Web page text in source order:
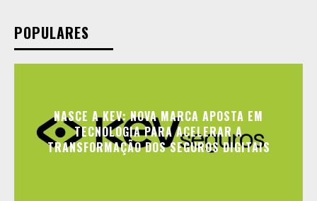
POPULARES
NASCE A KEV: NOVA MARCA APOSTA EM
TECNOLOGIA PARA ACELERAR A
TRANSFORMAÇÃO DOS SEGUROS DIGITAIS